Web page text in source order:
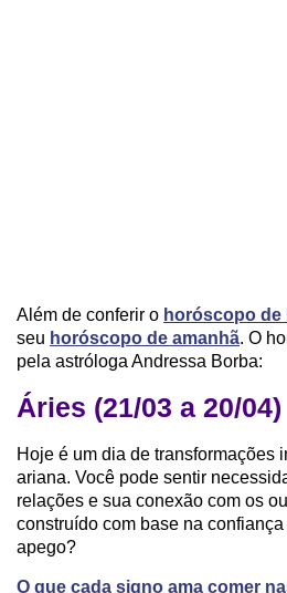
Além de conferir o horóscopo de
seu horóscopo de amanhã. O
pela astróloga Andressa Borba:
Áries (21/03 a 20/04)
Hoje é um dia de transformações
ariana. Você pode sentir
relações e sua conexão com os
construído com base na
apego?
O que cada signo ama comer